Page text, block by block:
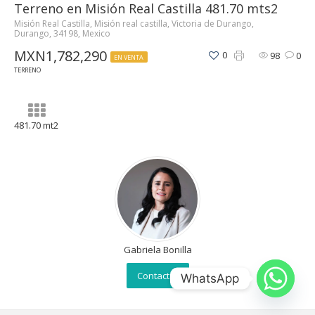
Terreno en Misión Real Castilla 481.70 mts2
Misión Real Castilla, Misión real castilla, Victoria de Durango,
Durango, 34198, Mexico
MXN1,782,290
EN VENTA
TERRENO
98 0
0
481.70 mt2
Gabriela Bonilla
Contactar WhatsApp